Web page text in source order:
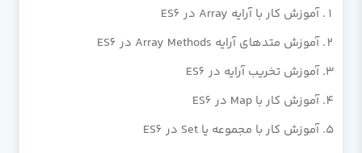
آموزش کار با آرایه Array در ES6
آموزش متدهای آرایه Array Methods در ES6
آموزش تخریب آرایه در ES6
آموزش کار با Map در ES6
آموزش کار با مجموعه یا Set در ES6